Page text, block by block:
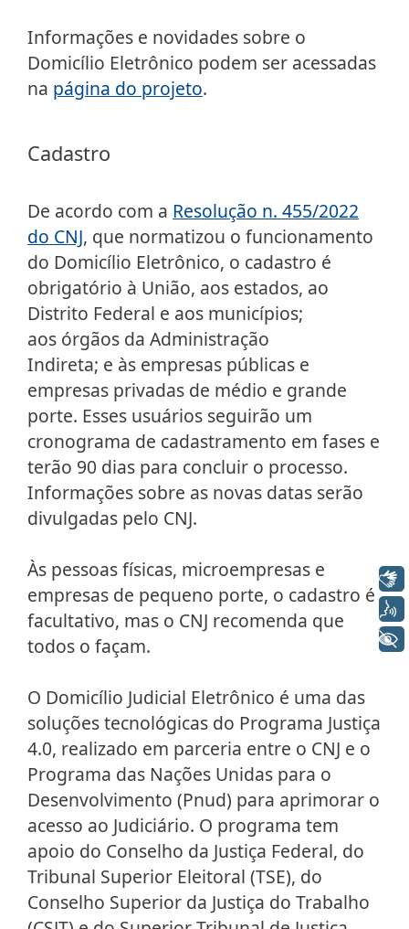
Informações e novidades sobre o
Domicílio Eletrônico podem ser acessadas
na página do projeto.
Cadastro
De acordo com a Resolução n. 455/2022
do CNJ, que normatizou o funcionamento
do Domicílio Eletrônico, o cadastro é
obrigatório à União, aos estados, ao
Distrito Federal e aos municípios;
aos órgãos da Administração
Indireta; e às empresas públicas e
empresas privadas de médio e grande
porte. Esses usuários seguirão um
cronograma de cadastramento em fases e
terão 90 dias para concluir o processo.
Informações sobre as novas datas serão
divulgadas pelo CNJ.
Às pessoas físicas, microempresas e
empresas de pequeno porte, o cadastro é
facultativo, mas o CNJ recomenda que
todos o façam.
O Domicílio Judicial Eletrônico é uma das
soluções tecnológicas do Programa Justiça
4.0, realizado em parceria entre o CNJ e o
Programa das Nações Unidas para o
Desenvolvimento (Pnud) para aprimorar o
acesso ao Judiciário. O programa tem
apoio do Conselho da Justiça Federal, do
Tribunal Superior Eleitoral (TSE), do
Conselho Superior da Justiça do Trabalho
Libras